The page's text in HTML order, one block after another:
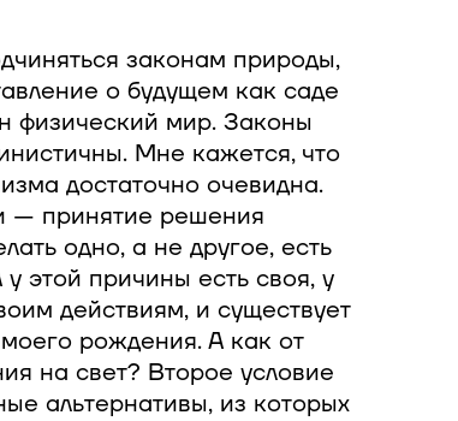
законам природы,
о будущем как саде
физический мир. Законы
Мне кажется, что
достаточно очевидна.
— принятие решения
одно, а не другое, есть
этой причины есть своя, у
действиям, и существует
рождения. А как от
на свет? Второе условие
альтернативы, из которых